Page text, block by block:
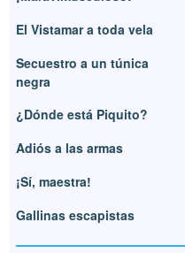
El Vistamar a toda vela
Secuestro a un túnica
negra
¿Dónde está Piquito?
Adiós a las armas
¡Sí, maestra!
Gallinas escapistas